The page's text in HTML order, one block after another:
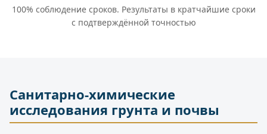
100% соблюдение сроков. Результаты в кратчайшие сроки
с подтверждённой точностью
Санитарно-химические
исследования грунта и почвы